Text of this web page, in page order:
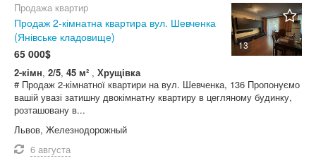
13
Продажа квартир
Продаж 2-кімнатна квартира вул. Шевченка
(Янівське кладовище)
65 000$
2-кімн, 2/5, 45 м² , Хрущівка
# Продаж 2-кімнатної квартири на вул. Шевченка, 136 Пропонуємо
вашій увазі затишну двокімнатну квартиру в цегляному будинку,
розташовану в...
Львов, Железнодорожный
6 августа